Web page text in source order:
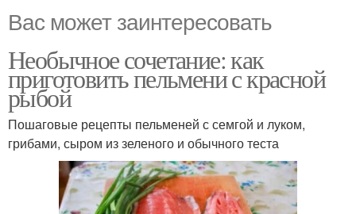
Вас может заинтересовать
Необычное сочетание: как
приготовить пельмени с красной
рыбой
Пошаговые рецепты пельменей с семгой и луком,
грибами, сыром из зеленого и обычного теста